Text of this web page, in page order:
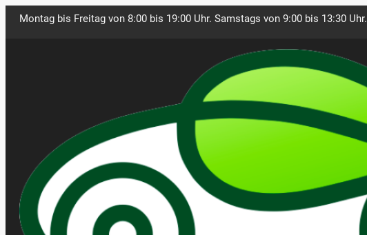
Montag bis Freitag von 8:00 bis 19:00 Uhr. Samstags von 9:00 bis 13:30 Uhr.